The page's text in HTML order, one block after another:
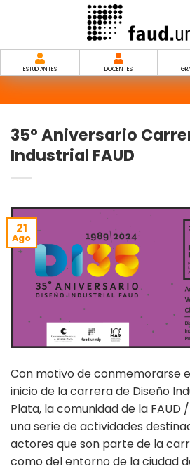
ESTUDIANTES DOCENTES
35° Aniversario
Industrial FAUD
21
Ago
Con motivo de conmemorarse
inicio de la carrera de Diseño
Plata, la comunidad de la FAUD
una serie de actividades
actores que son parte de la
como del entorno de la ciudad